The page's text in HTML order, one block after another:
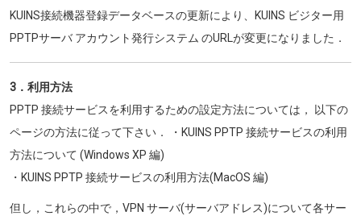
KUINS接続機器登録データベースの更新により、KUINS ビジター用
PPTPサーバ アカウント発行システム のURLが変更になりました．
3．利用方法
PPTP 接続サービスを利用するための設定方法については， 以下の
ページの方法に従って下さい． ・KUINS PPTP 接続サービスの利用
方法について (Windows XP 編)
・KUINS PPTP 接続サービスの利用方法(MacOS 編)
但し，これらの中で，VPN サーバ(サーバアドレス)について各サー